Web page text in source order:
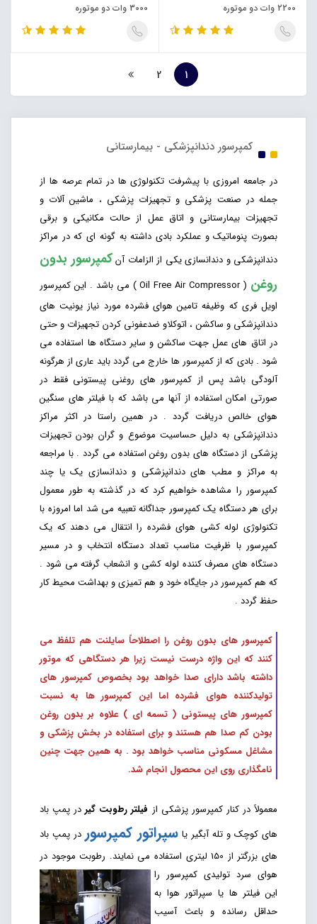
2200 وات دو موتوره
3000 وات دو موتوره
1
2
کمپرسور دندانپزشکی - بیمارستانی
در جامعه امروزی با پیشرفت تکنولوژی ها در تمام عرصه ها از
جمله در صنعت پزشکی و تجهیزات پزشکی ، ماشین آلات و
تجهیزات بیمارستانی و اتاق عمل از حالت مکانیکی و برقی
بصورت پنوماتیک و عملکرد بادی داشته به گونه ای که در مراکز
دندانپزشکی و دندانسازی یکی از الزامات آن کمپرسور بدون
روغن
( Oil Free Air Compressor ) می باشد . این کمپرسور
اویل فری که وظیفه تامین هوای فشرده مورد نیاز یونیت های
دندانپزشکی و ساکشن ، اتوکلاو ضدعفونی کردن تجهیزات و حتی
در اتاق های عمل جهت ساکشن و سایر دستگاه ها استفاده می
شود . بادی که از کمپرسور ها خارج می گردد باید عاری از هرگونه
آلودگی باشد پس از کمپرسور های روغنی پیستونی فقط در
صورتی امکان استفاده از آنها می باشد که با فیلتر های سنگین
هوای خالص دریافت گردد . در همین راستا در اکثر مراکز
دندانپزشکی به دلیل حساسیت موضوع و گران بودن تجهیزات
پزشکی از دستگاه های بدون روغن استفاده می گردد . با مراجعه
به مراکز و مطب های دندانپزشکی و دندانسازی یک یا چند
کمپرسور را مشاهده خواهیم کرد که در گذشته به طور معمول
برای هر دستگاه یک کمپرسور جداگانه تعبیه می شد اما امروزه با
تکنولوژی لوله کشی هوای فشرده را انتقال می دهند که یک
کمپرسور با ظرفیت مناسب تعداد دستگاه انتخاب و در مسیر
دستگاه های مصرف کننده لوله کشی و انشعاب گرفته می شود .
که هم کمپرسور در جایگاه خود و هم تمیزی و بهداشت محیط کار
حفظ گردد .
کمپرسور های بدون روغن را اصطلاحاً سایلنت هم تلفظ می
کنند که این واژه درست نیست زیرا هر دستگاهی که موتور
داشته باشد دارای صدا خواهد بود بخصوص کمپرسور های
تولیدکننده هوای فشرده اما این کمپرسور ها به نسبت
کمپرسور های پیستونی ( تسمه ای ) علاوه بر بدون روغن
بودن کم صدا هم هستند و برای استفاده در بخش پزشکی و
مشاغل مسکونی مناسب خواهد بود . به همین جهت چنین
نامگذاری روی این محصول انجام شد.
معمولاً در کنار کمپرسور پزشکی از فیلتر رطوبت گیر در پمپ باد
های کوچک و تله آبگیر یا سپراتور کمپرسور در پمپ باد
های بزرگتر از 150 لیتری استفاده می نمایند.
رطوبت موجود در
هوای سرد تولیدی کمپرسور را
این فیلتر ها یا سپراتور هوا به
حداقل رسانده و باعث آسیب